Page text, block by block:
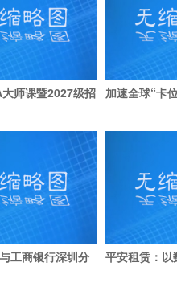
师课暨2027级招 加速全球“卡
工商银行深圳分 平安租赁：以